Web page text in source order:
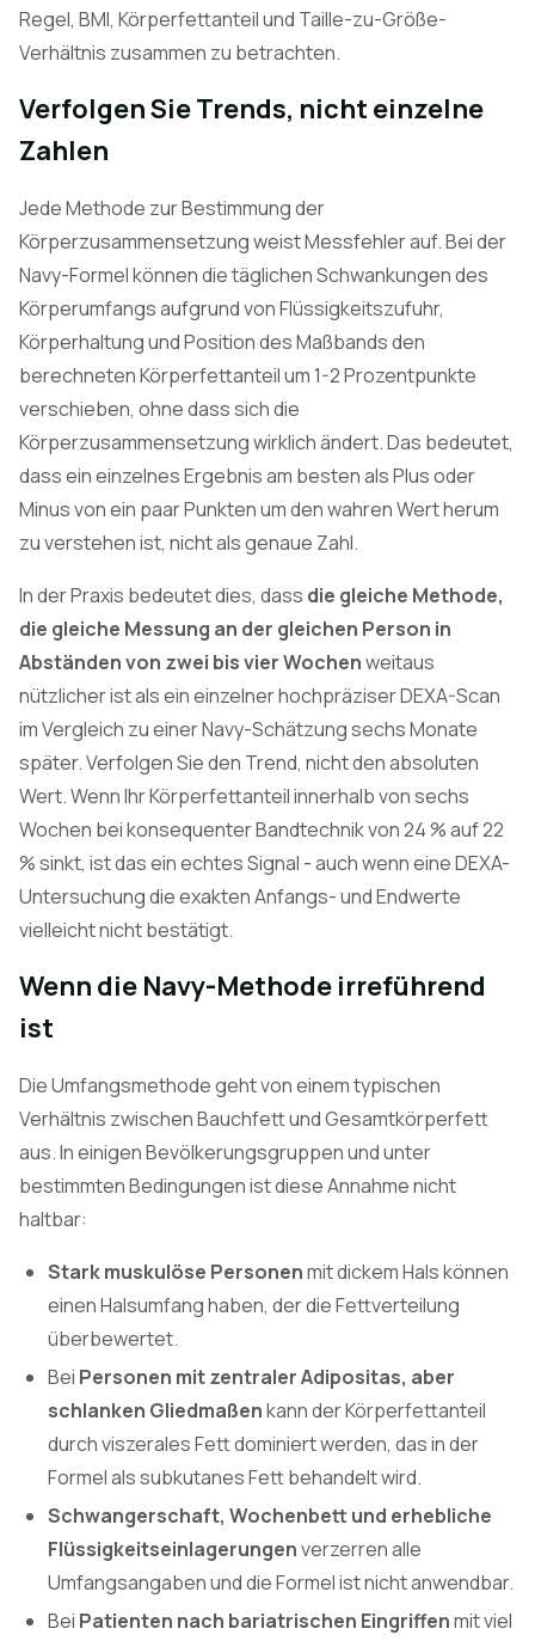
Regel, BMI, Körperfettanteil und Taille-zu-Größe-
Verhältnis zusammen zu betrachten.
Verfolgen Sie Trends, nicht einzelne
Zahlen
Jede Methode zur Bestimmung der
Körperzusammensetzung weist Messfehler auf. Bei der
Navy-Formel können die täglichen Schwankungen des
Körperumfangs aufgrund von Flüssigkeitszufuhr,
Körperhaltung und Position des Maßbands den
berechneten Körperfettanteil um 1-2 Prozentpunkte
verschieben, ohne dass sich die
Körperzusammensetzung wirklich ändert. Das bedeutet,
dass ein einzelnes Ergebnis am besten als Plus oder
Minus von ein paar Punkten um den wahren Wert herum
zu verstehen ist, nicht als genaue Zahl.
In der Praxis bedeutet dies, dass die gleiche Methode,
die gleiche Messung an der gleichen Person in
Abständen von zwei bis vier Wochenweitaus
nützlicher ist als ein einzelner hochpräziser DEXA-Scan
im Vergleich zu einer Navy-Schätzung sechs Monate
später. Verfolgen Sie den Trend, nicht den absoluten
Wert. Wenn Ihr Körperfettanteil innerhalb von sechs
Wochen bei konsequenter Bandtechnik von 24 % auf 22
% sinkt, ist das ein echtes Signal - auch wenn eine DEXA-
Untersuchung die exakten Anfangs- und Endwerte
vielleicht nicht bestätigt.
Wenn die Navy-Methode irreführend
ist
Die Umfangsmethode geht von einem typischen
Verhältnis zwischen Bauchfett und Gesamtkörperfett
aus. In einigen Bevölkerungsgruppen und unter
bestimmten Bedingungen ist diese Annahme nicht
haltbar:
Stark muskulöse Personenmit dickem Hals können
einen Halsumfang haben, der die Fettverteilung
überbewertet.
Bei Personen mit zentraler Adipositas, aber
schlanken Gliedmaßenkann der Körperfettanteil
durch viszerales Fett dominiert werden, das in der
Formel als subkutanes Fett behandelt wird.
Schwangerschaft, Wochenbett und erhebliche
Flüssigkeitseinlagerungenverzerren alle
Umfangsangaben und die Formel ist nicht anwendbar.
Bei Patienten nach bariatrischen Eingriffenmit viel